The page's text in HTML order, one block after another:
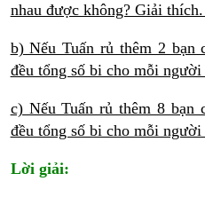
nhau được không? Giải thích.
b) Nếu Tuấn rủ thêm 2
đều tổng số bi cho mỗi
c) Nếu Tuấn rủ thêm 8
đều tổng số bi cho mỗi
Lời giải: